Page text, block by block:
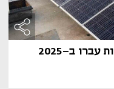
רפורמת החשמל: 280 אלף לקוחות עברו ב-2025